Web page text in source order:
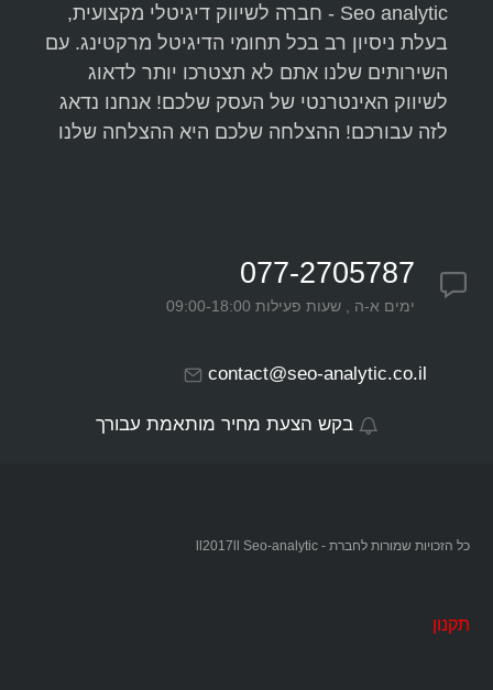
Seo analytic - חברה לשיווק דיגיטלי מקצועית,
בעלת ניסיון רב בכל תחומי הדיגיטל מרקטינג. עם
השירותים שלנו אתם לא תצטרכו יותר לדאוג
לשיווק האינטרנטי של העסק שלכם! אנחנו נדאג
לזה עבורכם! ההצלחה שלכם היא ההצלחה שלנו
077-2705787
ימים א-ה , שעות פעילות 09:00-18:00
contact@seo-analytic.co.il
בקש הצעת מחיר מותאמת עבורך
כל הזכויות שמורות לחברת - ll2017ll Seo-analytic
תקנון